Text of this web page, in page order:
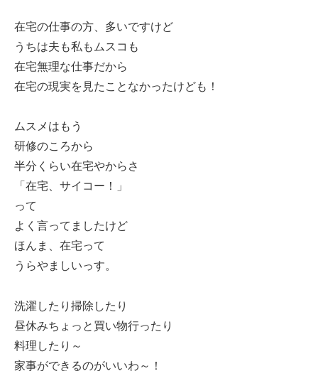
在宅の仕事の方、多いですけど
うちは夫も私もムスコも
在宅無理な仕事だから
在宅の現実を見たことなかったけども！
ムスメはもう
研修のころから
半分くらい在宅やからさ
「在宅、サイコー！」
って
よく言ってましたけど
ほんま、在宅って
うらやましいっす。
洗濯したり掃除したり
昼休みちょっと買い物行ったり
料理したり～
家事ができるのがいいわ～！